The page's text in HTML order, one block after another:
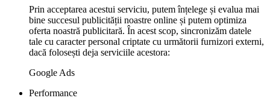
Prin acceptarea acestui serviciu, putem înțelege și evalua mai
bine succesul publicității noastre online și putem optimiza
oferta noastră publicitară. În acest scop, sincronizăm datele
tale cu caracter personal criptate cu următorii furnizori externi,
dacă folosești deja serviciile acestora:
Google Ads
Performance